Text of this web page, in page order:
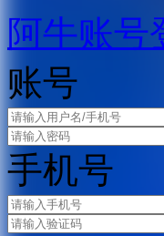
阿牛账号
账号
手机号